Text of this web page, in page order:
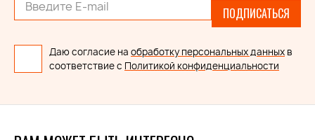
ПОДПИСАТЬСЯ
Даю согласие на обработку персональных данных в
соответствие с Политикой конфиденциальности